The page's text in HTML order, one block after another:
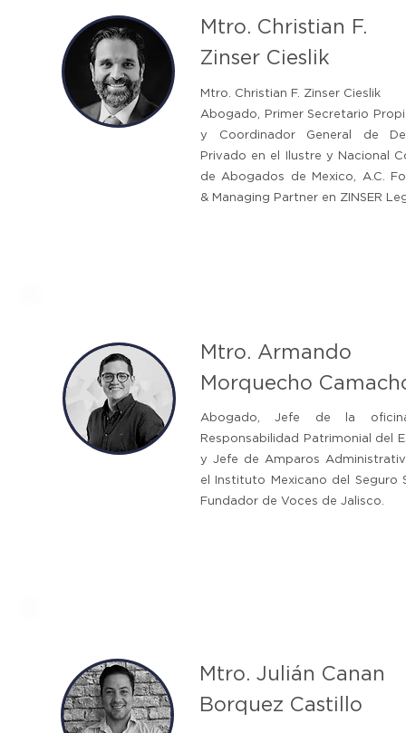
Mtro. Christian F.
Zinser Cieslik
Mtro. Christian F. Zinser Cieslik
Abogado, Primer Secretario
y Coordinador General de
Privado en el Ilustre y Nacional
de Abogados de Mexico, A.C.
& Managing Partner en ZINSER
Mtro. Armando
Morquecho
Abogado, Jefe de la
Responsabilidad Patrimonial del
y Jefe de Amparos
el Instituto Mexicano del Seguro
Fundador de Voces de Jalisco.
Mtro. Julián Canan
Borquez Castillo